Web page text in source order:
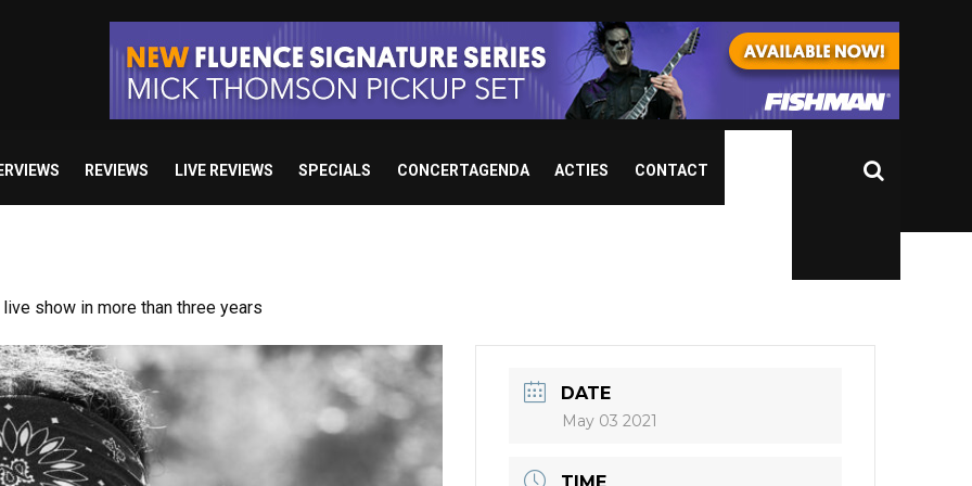
REVIEWS LIVE REVIEWS SPECIALS CONCERTAGENDA ACTIES CONTACT
live show in more than three years
DATE
May 03 2021